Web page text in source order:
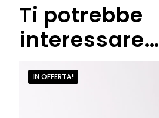
Ti potrebbe
interessare…
IN OFFERTA!